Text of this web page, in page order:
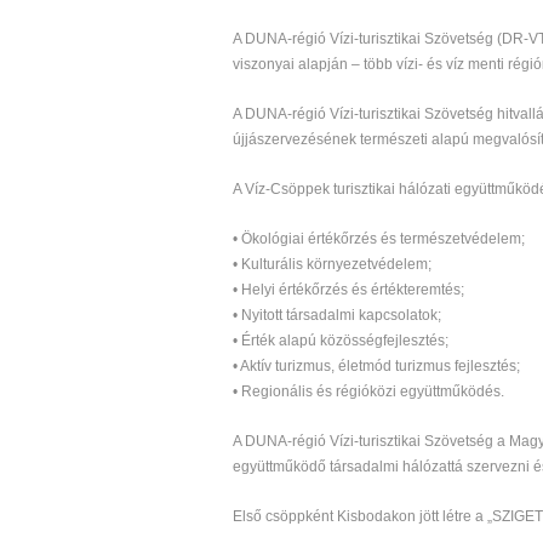
A DUNA-régió Vízi-turisztikai Szövetség (DR-
viszonyai alapján – több vízi- és víz menti
A DUNA-régió Vízi-turisztikai Szövetség
újjászervezésének természeti alapú
A Víz-Csöppek turisztikai hálózati
• Ökológiai értékőrzés és természetvédelem;
• Kulturális környezetvédelem;
• Helyi értékőrzés és értékteremtés;
• Nyitott társadalmi kapcsolatok;
• Érték alapú közösségfejlesztés;
• Aktív turizmus, életmód turizmus fejlesztés;
• Regionális és régióközi együttműködés.
A DUNA-régió Vízi-turisztikai Szövetség a
együttműködő társadalmi hálózattá szervezni
Első csöppként Kisbodakon jött létre a